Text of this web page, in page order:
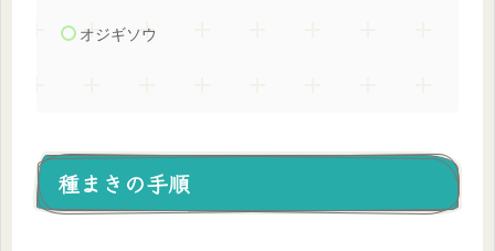
オジギソウ
種まきの手順